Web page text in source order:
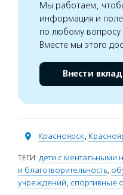
Мы работаем,
информация и
по любому вопросу
Вместе мы этого
Внести вклад
Красноярск,
ТЕГИ: дети с ментальными
и благотворительность,
учреждений, спортивные